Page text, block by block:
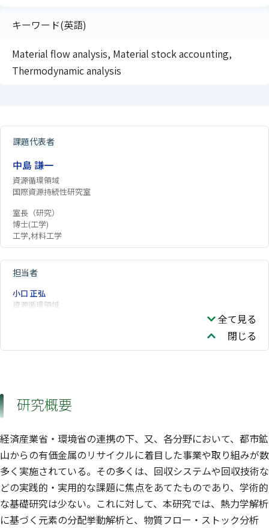
キーワード(英語)
Material flow analysis, Material stock accounting,
Thermodynamic analysis
課題代表者
中島 謙一
資源循環領域
国際資源持続性研究室
室長（研究）
博士(工学)
工学,材料工学
担当者
小口 正弘
資源循環領域
全て見る
閉じる
研究概要
経済産業省・環境省の連携の下、又、各分野において、都市鉱
山からの有価金属のリサイクルに着目した事業や取り組みが数
多く実施されている。その多くは、回収システムや回収技術な
どの実践的・実用的な課題に焦点をあてたものであり、学術的
な基礎研究は少ない。これに対して、本研究では、熱力学解析
に基づく元素の分配挙動解析と、物質フロー・ストック分析